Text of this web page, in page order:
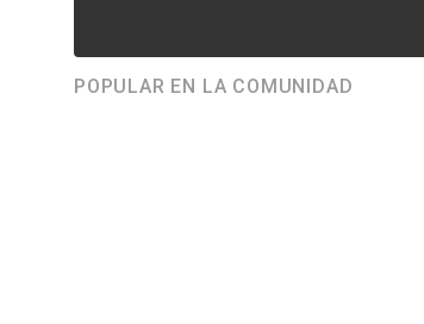
POPULAR EN LA COMUNIDAD